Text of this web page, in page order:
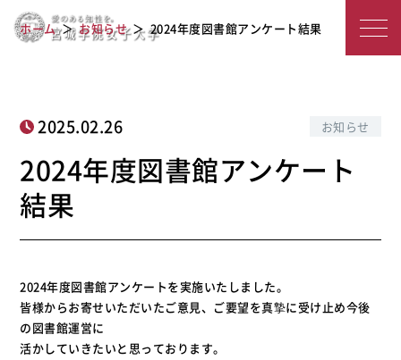
宮
女
大
2024年度図書館アンケート結果
ホーム お知らせ 2024年度図書館アンケート結果
2025.02.26 お知らせ
2024年度図書館アンケート
結果
2024年度図書館アンケートを実施いたしました。
皆様からお寄せいただいたご意見、ご要望を真摯に受け止め今後
の図書館運営に
活かしていきたいと思っております。